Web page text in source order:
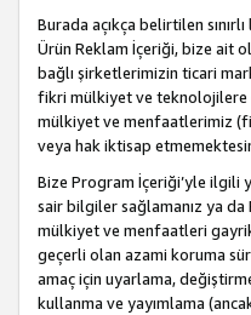
Burada açıkça belirtilen
Ürün Reklam İçeriği, bize ait
bağlı şirketlerimizin ticari
fikri mülkiyet ve teknolojilere
mülkiyet ve menfaatlerimiz
veya hak iktisap
Bize Program İçeriği’yle ilgili
sair bilgiler sağlamanız ya
mülkiyet ve menfaatleri
geçerli olan azami koruma
amaç için uyarlama,
kullanma ve yayımlama